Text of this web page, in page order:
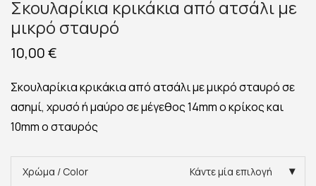
Σκουλαρίκια κρικάκια από ατσάλι με
μικρό σταυρό
10,00€
Σκουλαρίκια κρικάκια από ατσάλι με μικρό σταυρό σε
ασημί, χρυσό ή μαύρο σε μέγεθος 14mm ο κρίκος και
10mm ο σταυρός
Χρώμα / Color Κάντε μία επιλογή